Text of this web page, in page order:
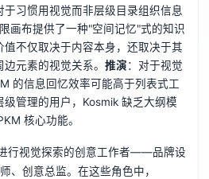
习惯用视觉而非层级目录组织信息
画布提供了一种"空间记忆"式的知识
不仅取决于内容本身，还取决于其
元素的视觉关系。 推演：对于视觉
的信息回忆效率可能高于列表式工
管理的用户，Kosmik 缺乏大纲模
核心功能。
行视觉探索的创意工作者——品牌设
、创意总监。在这些角色中，